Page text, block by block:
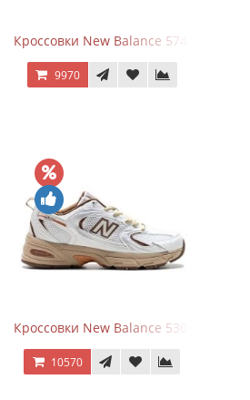
Кроссовки New Balance 574 Blue
9970
Кроссовки New Balance 530 x Niko
10570